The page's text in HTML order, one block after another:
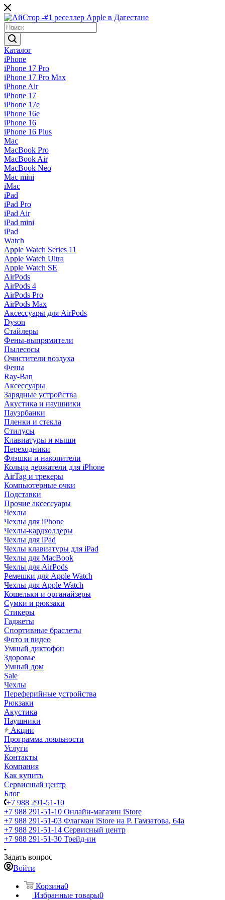
Каталог
iPhone
iPhone 17 Pro
iPhone 17 Pro Max
iPhone Air
iPhone 17
iPhone 17e
iPhone 16e
iPhone 16
iPhone 16 Plus
Mac
MacBook Pro
MacBook Air
MacBook Neo
Mac mini
iMac
iPad
iPad Pro
iPad Air
iPad mini
iPad
Watch
Apple Watch Series 11
Apple Watch Ultra
Apple Watch SE
AirPods
AirPods 4
AirPods Pro
AirPods Max
Аксессуары для AirPods
Dyson
Стайлеры
Фены-выпрямители
Пылесосы
Очистители воздуха
Фены
Ray-Ban
Аксессуары
Зарядные устройства
Акустика и наушники
Пауэрбанки
Пленки и стекла
Стилусы
Клавиатуры и мыши
Переходники
Флэшки и накопители
Кольца держатели для iPhone
AirTag и трекеры
Компьютерные очки
Подставки
Прочие аксессуары
Чехлы
Чехлы для iPhone
Чехлы-кардхолдеры
Чехлы для iPad
Чехлы клавиатуры для iPad
Чехлы для MacBook
Чехлы для AirPods
Ремешки для Apple Watch
Чехлы для Apple Watch
Кошельки и органайзеры
Сумки и рюкзаки
Стикеры
Гаджеты
Спортивные браслеты
Фото и видео
Умный диктофон
Здоровье
Умный дом
Sale
Чехлы
Переферийные устройства
Рюкзаки
Акустика
Наушники
Акции
Программа лояльности
Услуги
Контакты
Компания
Как купить
Сервисный центр
Блог
+7 988 291-51-10
+7 988 291-51-10 Онлайн-магазин iStore
+7 988 291-51-03 Флагман iStore на Р. Гамзатова, 64а
+7 988 291-51-14 Сервисный центр
+7 988 291-51-30 Трейд-ин
Задать вопрос
Войти
Корзина0
Избранные товары0